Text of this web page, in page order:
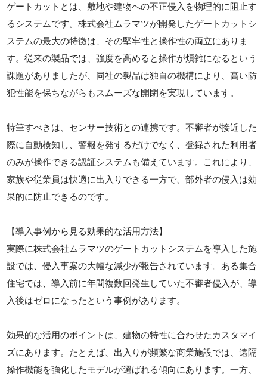
ゲートカットとは、敷地や建物への不正侵入を物理的に阻止す
るシステムです。株式会社ムラマツが開発したゲートカットシ
ステムの最大の特徴は、その堅牢性と操作性の両立にありま
す。従来の製品では、強度を高めると操作が煩雑になるという
課題がありましたが、同社の製品は独自の機構により、高い防
犯性能を保ちながらもスムーズな開閉を実現しています。
特筆すべきは、センサー技術との連携です。不審者が接近した
際に自動検知し、警報を発するだけでなく、登録された利用者
のみが操作できる認証システムも備えています。これにより、
家族や従業員は快適に出入りできる一方で、部外者の侵入は効
果的に防止できるのです。
【導入事例から見る効果的な活用方法】
実際に株式会社ムラマツのゲートカットシステムを導入した施
設では、侵入事案の大幅な減少が報告されています。ある集合
住宅では、導入前に年間複数回発生していた不審者侵入が、導
入後はゼロになったという事例があります。
効果的な活用のポイントは、建物の特性に合わせたカスタマイ
ズにあります。たとえば、出入りが頻繁な商業施設では、遠隔
操作機能を強化したモデルが選ばれる傾向にあります。一方、